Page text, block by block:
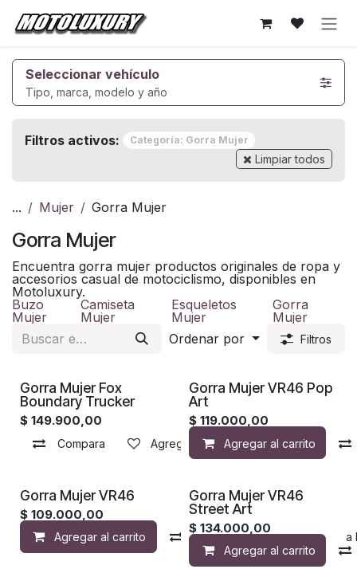
Ir al contenido
Seleccionar vehículo
Tipo, marca, modelo y año
Filtros activos: Categoría: Gorra Mujer
Limpiar todos
... Mujer Gorra Mujer
Gorra Mujer
Encuentra gorra mujer productos originales de ropa y
accesorios casual de motociclismo, disponibles en
Motoluxury.
Buzo
Mujer
Camiseta
Mujer
Esqueletos
Mujer
Gorra
Mujer
Ordenar por
Filtros
Gorra Mujer Fox
Boundary Trucker
$ 149.900,00
Compara Agregar a la lista de deseos
Gorra Mujer VR46 Pop
Art
$119.000,00
Agregar al carrito
Gorra Mujer VR46
$ 109.000,00
Agregar al carrito Compara Agregar a la
Gorra Mujer VR46
Street Art
$134.000,00
Agregar al carrito